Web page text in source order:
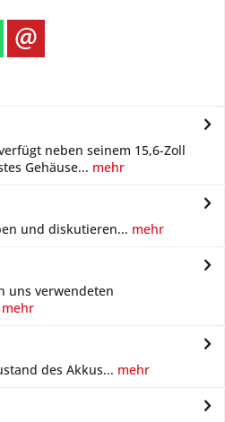
neben seinem 15,6-Zoll
Gehäuse... mehr
und diskutieren... mehr
uns verwendeten
mehr
des Akkus... mehr